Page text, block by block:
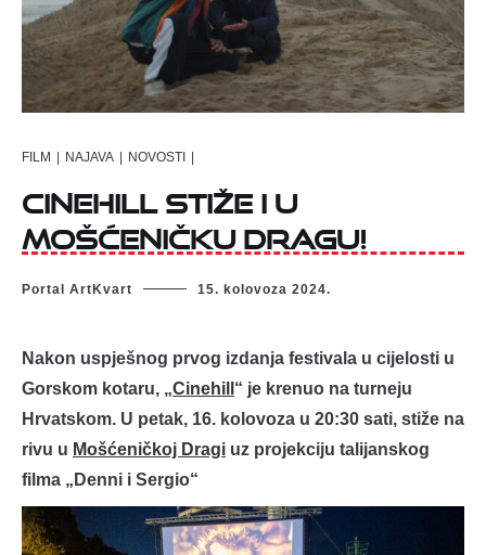
FILM | NAJAVA | NOVOSTI |
Cinehill stiže i u
Mošćeničku Dragu!
Portal ArtKvart 15. kolovoza 2024.
Nakon uspješnog prvog izdanja festivala u cijelosti u
Gorskom kotaru, „Cinehill “ je krenuo na turneju
Hrvatskom. U petak, 16. kolovoza u 20:30 sati, stiže na
rivu u Mošćeničkoj Dragi uz projekciju talijanskog
filma „Denni i Sergio“